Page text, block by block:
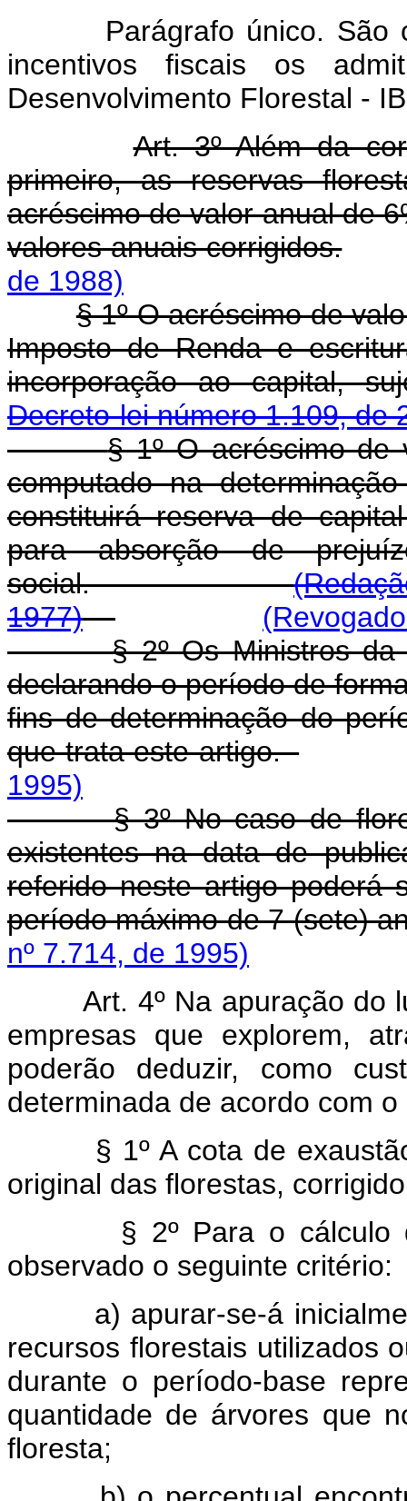
Parágrafo único. São
incentivos fiscais os
Desenvolvimento Florestal -
Art. 3º Além da
primeiro, as reservas
acréscimo de valor anual de
valores anuais corrigidos.
de 1988)
§ 1º O acréscimo de
Imposto de Renda e
incorporação ao capital,
Decreto-lei número 1.109, de
§ 1º O acréscimo de
computado na
constituirá reserva de
para absorção de
social.
1977)
§ 2º Os Ministros da
declarando o período de
fins de determinação do
que trata este artigo.
1995)
§ 3º No caso de
existentes na data de
referido neste artigo poderá
período máximo de 7 (sete)
nº 7.714, de 1995)
Art. 4º Na apuração do
empresas que explorem,
poderão deduzir, como
determinada de acordo com
§ 1º A cota de
original das florestas,
§ 2º Para o
observado o seguinte critério:
a) apurar-se-á
recursos florestais utilizados
durante o período-base
quantidade de árvores que
floresta;